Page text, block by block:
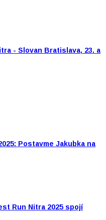
- Slovan Bratislava, 23. a
Postavme Jakubka na
Run Nitra 2025 spojí